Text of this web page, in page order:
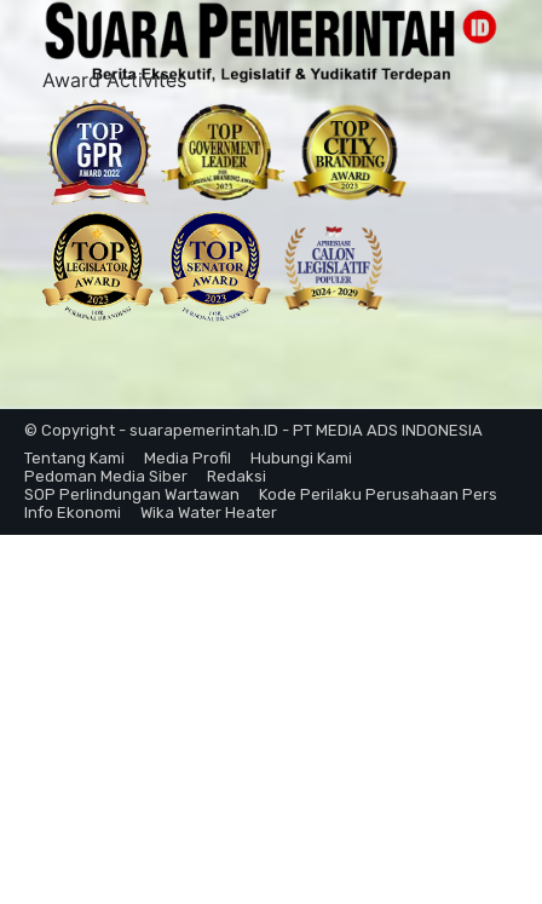
Award Activites
© Copyright - suarapemerintah.ID - PT MEDIA ADS INDONESIA
Tentang Kami
Media Profil
Hubungi Kami
Pedoman Media Siber
Redaksi
SOP Perlindungan Wartawan
Kode Perilaku Perusahaan Pers
Info Ekonomi
Wika Water Heater